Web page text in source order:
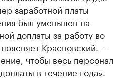
заработной платы
был уменьшен на
доплаты за работу во
Красновский. —
чтобы весь персонал
в течение года».